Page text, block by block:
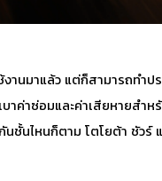
านมาแล้ว แต่ก็สามารถทำ
าค่าซ่อมและค่าเสียหายสำ
นไหนก็ตาม โตโยต้า ชัวร์ แ